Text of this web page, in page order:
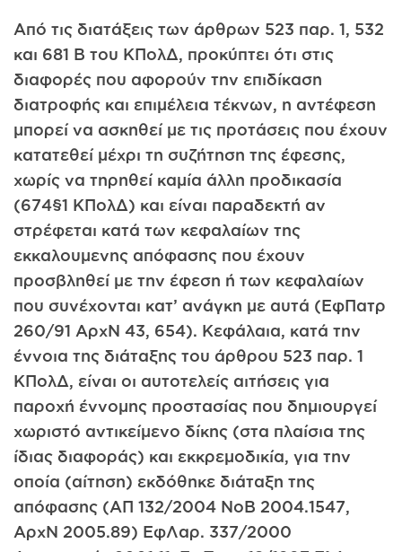
Από τις διατάξεις των άρθρων 523 παρ. 1, 532
και 681 Β του ΚΠολΔ, προκύπτει ότι στις
διαφορές που αφορούν την επιδίκαση
διατροφής και επιμέλεια τέκνων, η αντέφεση
μπορεί να ασκηθεί με τις προτάσεις που έχουν
κατατεθεί μέχρι τη συζήτηση της έφεσης,
χωρίς να τηρηθεί καμία άλλη προδικασία
(674§1 ΚΠολΔ) και είναι παραδεκτή αν
στρέφεται κατά των κεφαλαίων της
εκκαλουμενης απόφασης που έχουν
προσβληθεί με την έφεση ή των κεφαλαίων
που συνέχονται κατ’ ανάγκη με αυτά (ΕφΠατρ
260/91 ΑρχΝ 43, 654). Κεφάλαια, κατά την
έννοια της διάταξης του άρθρου 523 παρ. 1
ΚΠολΔ, είναι οι αυτοτελείς αιτήσεις για
παροχή έννομης προστασίας που δημιουργεί
χωριστό αντικείμενο δίκης (στα πλαίσια της
ίδιας διαφοράς) και εκκρεμοδικία, για την
οποία (αίτηση) εκδόθηκε διάταξη της
απόφασης (ΑΠ 132/2004 ΝοΒ 2004.1547,
ΑρχΝ 2005.89) ΕφΛαρ. 337/2000